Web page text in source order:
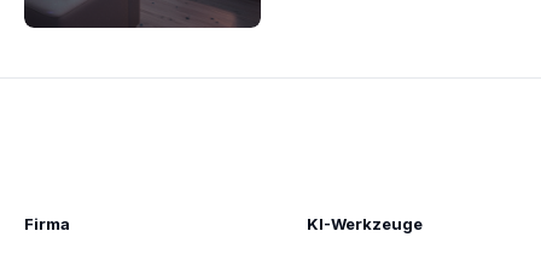
Firma KI-Werkzeuge